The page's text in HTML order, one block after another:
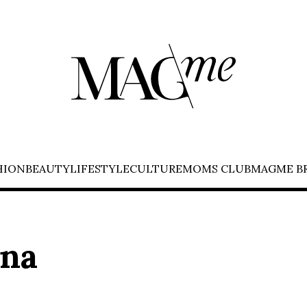
BEAUTYLIFESTYLECULTUREMOMS CLUBMAGME